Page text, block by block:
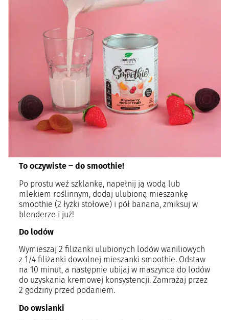
To oczywiste ‒ do smoothie!
Po prostu weź szklankę, napełnij ją wodą lub
mlekiem roślinnym, dodaj ulubioną mieszankę
smoothie (2 łyżki stołowe) i pół banana, zmiksuj w
blenderze i już!
Do lodów
Wymieszaj 2 filiżanki ulubionych lodów waniliowych
z 1/4 filiżanki dowolnej mieszanki smoothie. Odstaw
na 10 minut, a następnie ubijaj w maszynce do lodów
do uzyskania kremowej konsystencji. Zamrażaj przez
2 godziny przed podaniem.
Do owsianki